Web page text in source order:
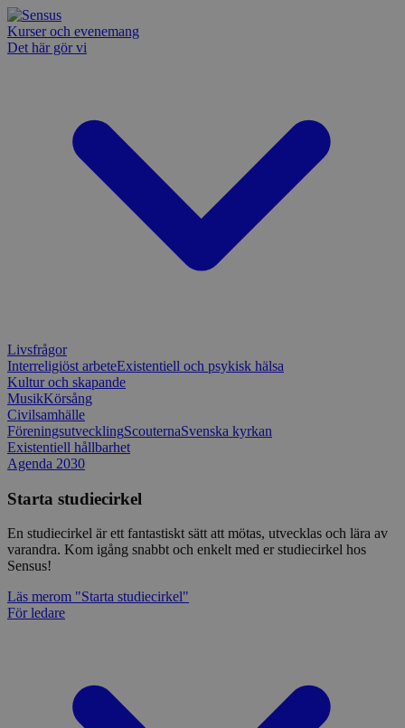
Kurser och evenemang
Det här gör vi
Livsfrågor
Interreligiöst arbeteExistentiell och psykisk hälsa
Kultur och skapande
MusikKörsång
Civilsamhälle
FöreningsutvecklingScouternaSvenska kyrkan
Existentiell hållbarhet
Agenda 2030
Starta studiecirkel
En studiecirkel är ett fantastiskt sätt att mötas, utvecklas och lära av
varandra. Kom igång snabbt och enkelt med er studiecirkel hos
Sensus!
Läs merom "Starta studiecirkel"
För ledare